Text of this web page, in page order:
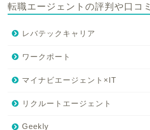
転職エージェントの評判や口コミ
レバテックキャリア
ワークポート
マイナビエージェント×IT
リクルートエージェント
Geekly